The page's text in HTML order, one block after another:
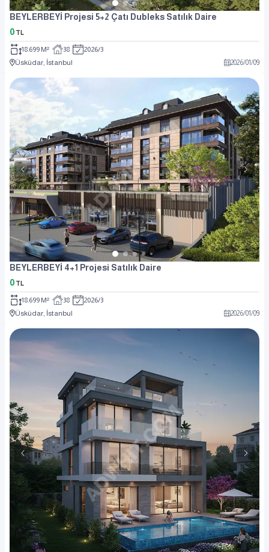
BEYLERBEYİ Projesi 5+2 Çatı Dubleks Satılık Daire
0 TL
18.699 M² 38
2026/3
Üsküdar, İstanbul
2026/01/09
BEYLERBEYİ 4+1 Projesi Satılık Daire
0 TL
18.699 M² 38
2026/3
Üsküdar, İstanbul
2026/01/09